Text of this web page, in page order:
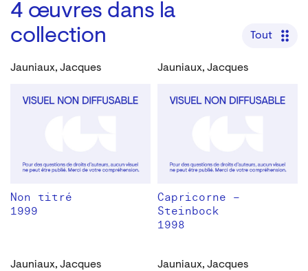
4 œuvres dans la
collection
Tout
Jauniaux, Jacques
Non titré
1999
Jauniaux, Jacques
Capricorne –
Steinbock
1998
Jauniaux, Jacques Jauniaux, Jacques